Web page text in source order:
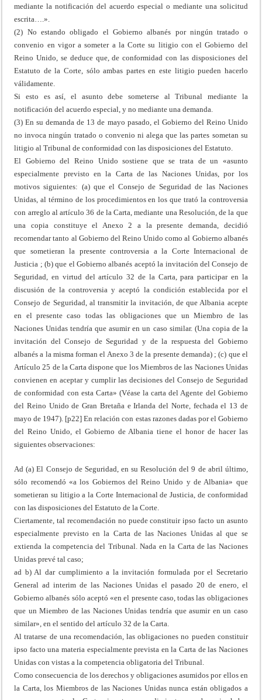
mediante la notificación del acuerdo especial o mediante una solicitud
escrita….».
(2) No estando obligado el Gobierno albanés por ningún tratado o
convenio en vigor a someter a la Corte su litigio con el Gobierno del
Reino Unido, se deduce que, de conformidad con las disposiciones del
Estatuto de la Corte, sólo ambas partes en este litigio pueden hacerlo
válidamente.
Si esto es así, el asunto debe someterse al Tribunal mediante la
notificación del acuerdo especial, y no mediante una demanda.
(3) En su demanda de 13 de mayo pasado, el Gobierno del Reino Unido
no invoca ningún tratado o convenio ni alega que las partes sometan su
litigio al Tribunal de conformidad con las disposiciones del Estatuto.
El Gobierno del Reino Unido sostiene que se trata de un «asunto
especialmente previsto en la Carta de las Naciones Unidas, por los
motivos siguientes: (a) que el Consejo de Seguridad de las Naciones
Unidas, al término de los procedimientos en los que trató la controversia
con arreglo al artículo 36 de la Carta, mediante una Resolución, de la que
una copia constituye el Anexo 2 a la presente demanda, decidió
recomendar tanto al Gobierno del Reino Unido como al Gobierno albanés
que sometieran la presente controversia a la Corte Internacional de
Justicia ; (b) que el Gobierno albanés aceptó la invitación del Consejo de
Seguridad, en virtud del artículo 32 de la Carta, para participar en la
discusión de la controversia y aceptó la condición establecida por el
Consejo de Seguridad, al transmitir la invitación, de que Albania acepte
en el presente caso todas las obligaciones que un Miembro de las
Naciones Unidas tendría que asumir en un caso similar. (Una copia de la
invitación del Consejo de Seguridad y de la respuesta del Gobierno
albanés a la misma forman el Anexo 3 de la presente demanda) ; (c) que el
Artículo 25 de la Carta dispone que los Miembros de las Naciones Unidas
convienen en aceptar y cumplir las decisiones del Consejo de Seguridad
de conformidad con esta Carta» (Véase la carta del Agente del Gobierno
del Reino Unido de Gran Bretaña e Irlanda del Norte, fechada el 13 de
mayo de 1947). [p22] En relación con estas razones dadas por el Gobierno
del Reino Unido, el Gobierno de Albania tiene el honor de hacer las
siguientes observaciones:
Ad (a) El Consejo de Seguridad, en su Resolución del 9 de abril último,
sólo recomendó «a los Gobiernos del Reino Unido y de Albania» que
sometieran su litigio a la Corte Internacional de Justicia, de conformidad
con las disposiciones del Estatuto de la Corte.
Ciertamente, tal recomendación no puede constituir ipso facto un asunto
especialmente previsto en la Carta de las Naciones Unidas al que se
extienda la competencia del Tribunal. Nada en la Carta de las Naciones
Unidas prevé tal caso;
ad b) Al dar cumplimiento a la invitación formulada por el Secretario
General ad interim de las Naciones Unidas el pasado 20 de enero, el
Gobierno albanés sólo aceptó «en el presente caso, todas las obligaciones
que un Miembro de las Naciones Unidas tendría que asumir en un caso
similar», en el sentido del artículo 32 de la Carta.
Al tratarse de una recomendación, las obligaciones no pueden constituir
ipso facto una materia especialmente prevista en la Carta de las Naciones
Unidas con vistas a la competencia obligatoria del Tribunal.
Como consecuencia de los derechos y obligaciones asumidos por ellos en
la Carta, los Miembros de las Naciones Unidas nunca están obligados a